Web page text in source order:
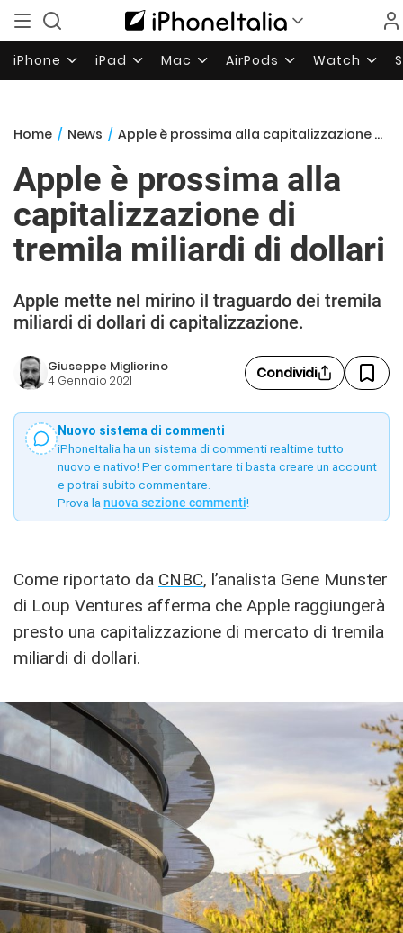
iPhone iPad Mac AirPods Watch
Home / News / Apple è prossima alla capitalizzazione di tremila miliardi di dollari
Apple è prossima alla
capitalizzazione di
tremila miliardi di dollari
Apple mette nel mirino il traguardo dei tremila
miliardi di dollari di capitalizzazione.
Giuseppe Migliorino
4 Gennaio 2021 Condividi
Nuovo sistema di commenti
iPhoneItalia ha un sistema di commenti realtime tutto
nuovo e nativo! Per commentare ti basta creare un account
e potrai subito commentare.
Prova la nuova sezione commenti!
Come riportato da CNBC, l’analista Gene Munster
di Loup Ventures afferma che Apple raggiungerà
presto una capitalizzazione di mercato di tremila
miliardi di dollari.